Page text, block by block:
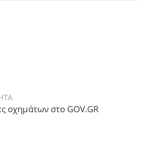
οχημάτων στο GOV.GR